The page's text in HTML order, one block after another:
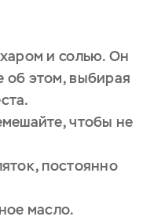
и солью. Он
об этом, выбирая
чтобы не
постоянно
масло.